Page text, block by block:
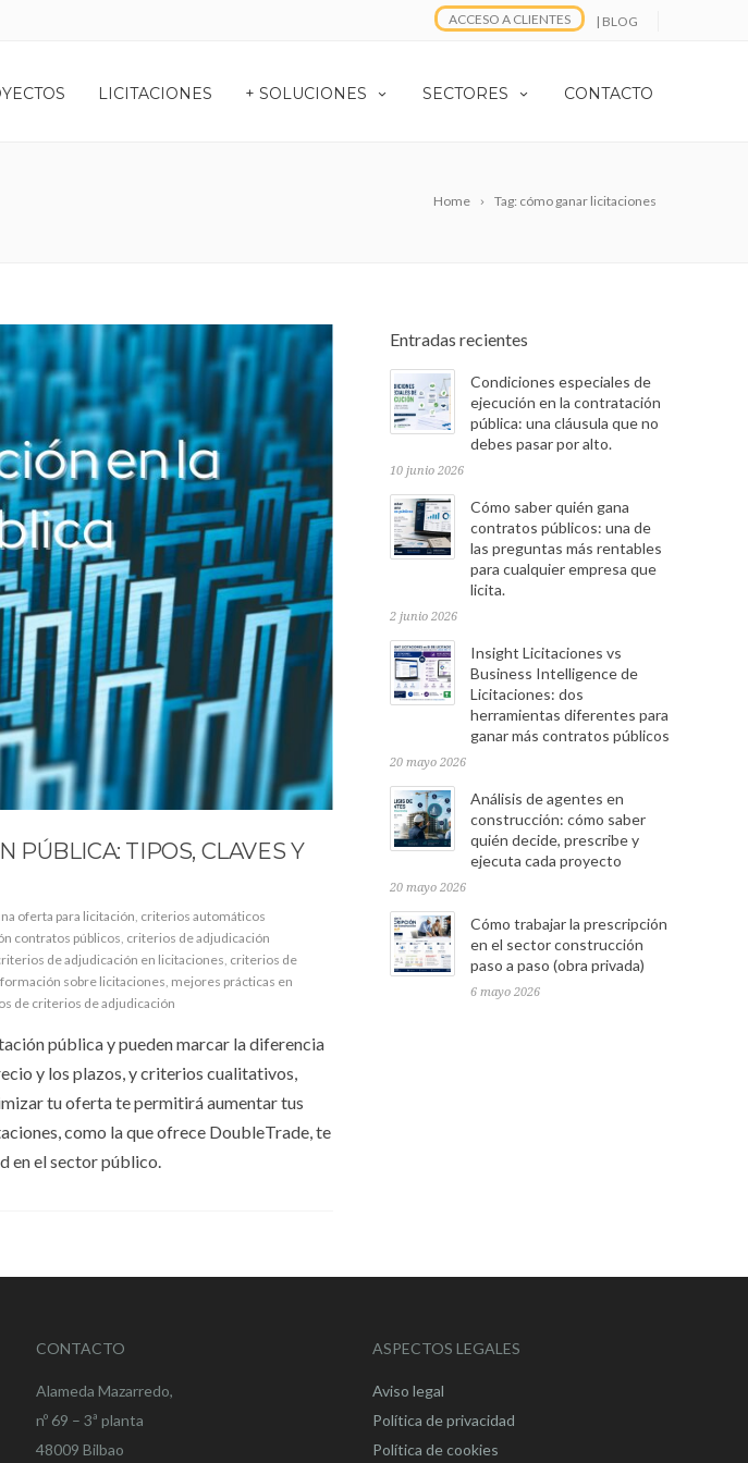
ACCESO A CLIENTES | BLOG
LICITACIONES + SOLUCIONES SECTORES CONTACTO
Home Tag: cómo ganar licitaciones
PÚBLICA: TIPOS, CLAVES Y
oferta para licitación criterios automáticos
contratos públicos criterios de adjudicación
de adjudicación en licitaciones criterios de
sobre licitaciones mejores prácticas en
de criterios de adjudicación
pública y pueden marcar la diferencia
y los plazos, y criterios cualitativos,
tu oferta te permitirá aumentar tus
como la que ofrece DoubleTrade, te
en el sector público.
Entradas recientes
Condiciones especiales de
ejecución en la contratación
pública: una cláusula que no
debes pasar por alto.
10 junio 2026
Cómo saber quién gana
contratos públicos: una de
las preguntas más rentables
para cualquier empresa que
licita.
2 junio 2026
Insight Licitaciones vs
Business Intelligence de
Licitaciones: dos
herramientas diferentes para
ganar más contratos públicos
20 mayo 2026
Análisis de agentes en
construcción: cómo saber
quién decide, prescribe y
ejecuta cada proyecto
20 mayo 2026
Cómo trabajar la prescripción
en el sector construcción
paso a paso (obra privada)
6 mayo 2026
CONTACTO
Alameda Mazarredo,
nº 69 – 3ª planta
48009 Bilbao
ASPECTOS LEGALES
Aviso legal
Política de privacidad
Política de cookies